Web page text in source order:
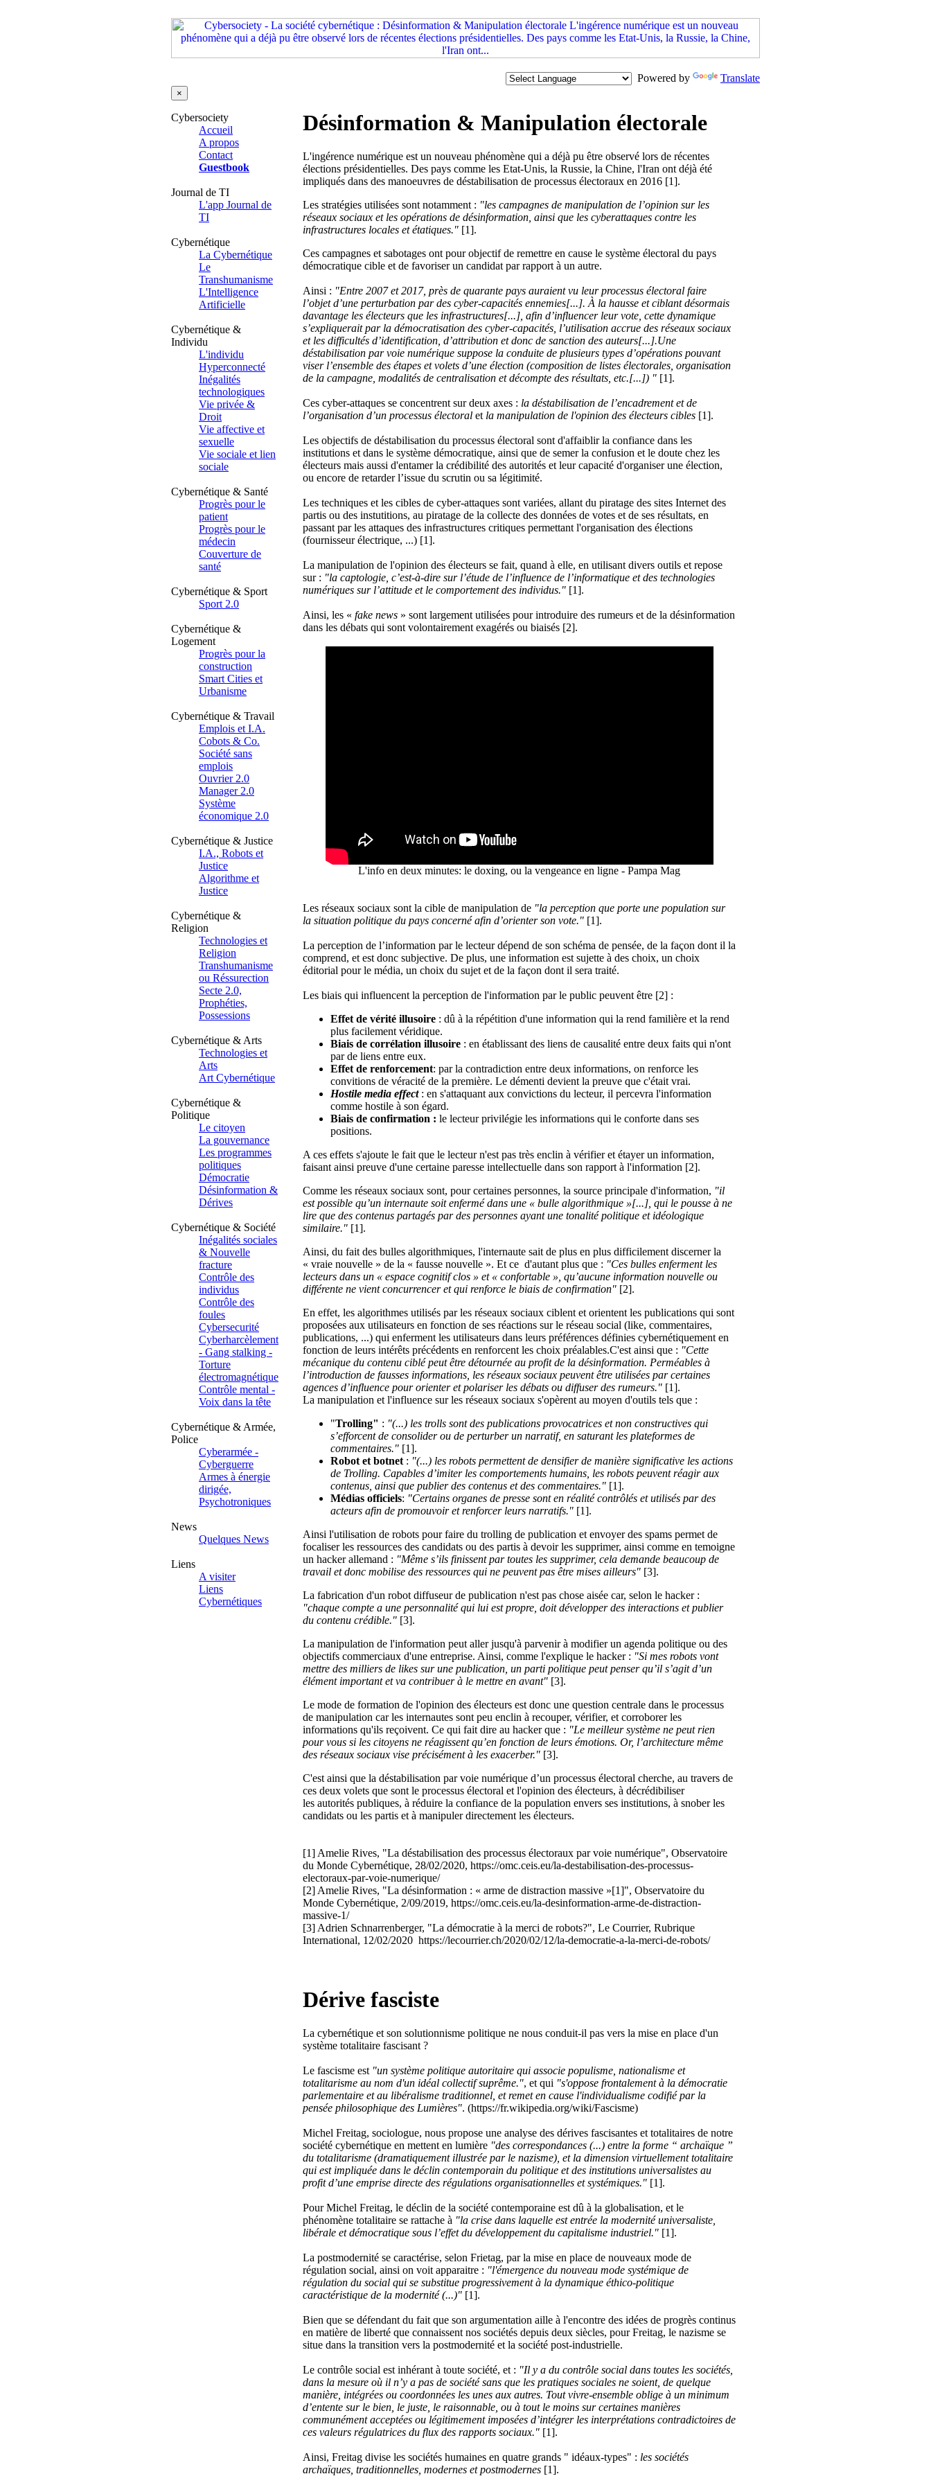
Powered by Translate
×
Cybersociety
Accueil
A propos
Contact
Guestbook
Journal de TI
L'app Journal de
TI
Cybernétique
La Cybernétique
Le
Transhumanisme
L'Intelligence
Artificielle
Cybernétique &
Individu
L'individu
Hyperconnecté
Inégalités
technologiques
Vie privée &
Droit
Vie affective et
sexuelle
Vie sociale et lien
sociale
Cybernétique & Santé
Progrès pour le
patient
Progrès pour le
médecin
Couverture de
santé
Cybernétique & Sport
Sport 2.0
Cybernétique &
Logement
Progrès pour la
construction
Smart Cities et
Urbanisme
Cybernétique & Travail
Emplois et I.A.
Cobots & Co.
Société sans
emplois
Ouvrier 2.0
Manager 2.0
Système
économique 2.0
Cybernétique & Justice
I.A., Robots et
Justice
Algorithme et
Justice
Cybernétique &
Religion
Technologies et
Religion
Transhumanisme
ou Réssurection
Secte 2.0,
Prophéties,
Possessions
Cybernétique & Arts
Technologies et
Arts
Art Cybernétique
Cybernétique &
Politique
Le citoyen
La gouvernance
Les programmes
politiques
Démocratie
Désinformation &
Dérives
Cybernétique & Société
Inégalités sociales
& Nouvelle
fracture
Contrôle des
individus
Contrôle des
foules
Cybersecurité
Cyberharcèlement
- Gang stalking -
Torture
électromagnétique
Contrôle mental -
Voix dans la tête
Cybernétique & Armée,
Police
Cyberarmée -
Cyberguerre
Armes à énergie
dirigée,
Psychotroniques
News
Quelques News
Liens
A visiter
Liens
Cybernétiques
Désinformation & Manipulation électorale
L'ingérence numérique est un nouveau phénomène qui a déjà pu être observé lors de récentes
élections présidentielles. Des pays comme les Etat-Unis, la Russie, la Chine, l'Iran ont déjà été
impliqués dans des manoeuvres de déstabilisation de processus électoraux en 2016 [1].
Les stratégies utilisées sont notamment : "les campagnes de manipulation de l’opinion sur les
réseaux sociaux et les opérations de désinformation, ainsi que les cyberattaques contre les
infrastructures locales et étatiques." [1].
Ces campagnes et sabotages ont pour objectif de remettre en cause le système électoral du pays
démocratique cible et de favoriser un candidat par rapport à un autre.
Ainsi : "Entre 2007 et 2017, près de quarante pays auraient vu leur processus électoral faire
l’objet d’une perturbation par des cyber-capacités ennemies[...]. À la hausse et ciblant désormais
davantage les électeurs que les infrastructures[...], afin d’influencer leur vote, cette dynamique
s’expliquerait par la démocratisation des cyber-capacités, l’utilisation accrue des réseaux sociaux
et les difficultés d’identification, d’attribution et donc de sanction des auteurs[...].Une
déstabilisation par voie numérique suppose la conduite de plusieurs types d’opérations pouvant
viser l’ensemble des étapes et volets d’une élection (composition de listes électorales, organisation
de la campagne, modalités de centralisation et décompte des résultats, etc.[...]) " [1].
Ces cyber-attaques se concentrent sur deux axes : la déstabilisation de l’encadrement et de
l’organisation d’un processus électoral et la manipulation de l'opinion des électeurs cibles [1].
Les objectifs de déstabilisation du processus électoral sont d'affaiblir la confiance dans les
institutions et dans le système démocratique, ainsi que de semer la confusion et le doute chez les
électeurs mais aussi d'entamer la crédibilité des autorités et leur capacité d'organiser une élection,
ou encore de retarder l’issue du scrutin ou sa légitimité.
Les techniques et les cibles de cyber-attaques sont variées, allant du piratage des sites Internet des
partis ou des instutitions, au piratage de la collecte des données de votes et de ses résultats, en
passant par les attaques des infrastructures critiques permettant l'organisation des élections
(fournisseur électrique, ...) [1].
La manipulation de l'opinion des électeurs se fait, quand à elle, en utilisant divers outils et repose
sur : "la captologie, c’est-à-dire sur l’étude de l’influence de l’informatique et des technologies
numériques sur l’attitude et le comportement des individus." [1].
Ainsi, les « fake news » sont largement utilisées pour introduire des rumeurs et de la désinformation
dans les débats qui sont volontairement exagérés ou biaisés [2].
L'info en deux minutes: le doxing, ou la vengeance en ligne - Pampa Mag
Les réseaux sociaux sont la cible de manipulation de "la perception que porte une population sur
la situation politique du pays concerné afin d’orienter son vote." [1].
La perception de l’information par le lecteur dépend de son schéma de pensée, de la façon dont il la
comprend, et est donc subjective. De plus, une information est sujette à des choix, un choix
éditorial pour le média, un choix du sujet et de la façon dont il sera traité.
Les biais qui influencent la perception de l'information par le public peuvent être [2] :
Effet de vérité illusoire : dû à la répétition d'une information qui la rend familière et la rend
plus facilement véridique.
Biais de corrélation illusoire : en établissant des liens de causalité entre deux faits qui n'ont
par de liens entre eux.
Effet de renforcement: par la contradiction entre deux informations, on renforce les
convitions de véracité de la première. Le démenti devient la preuve que c'était vrai.
Hostile media effect: en s'attaquant aux convictions du lecteur, il percevra l'information
comme hostile à son égard.
Biais de confirmation : le lecteur privilégie les informations qui le conforte dans ses
positions.
A ces effets s'ajoute le fait que le lecteur n'est pas très enclin à vérifier et étayer un information,
faisant ainsi preuve d'une certaine paresse intellectuelle dans son rapport à l'information [2].
Comme les réseaux sociaux sont, pour certaines personnes, la source principale d'information, "il
est possible qu’un internaute soit enfermé dans une « bulle algorithmique »[...], qui le pousse à ne
lire que des contenus partagés par des personnes ayant une tonalité politique et idéologique
similaire." [1].
Ainsi, du fait des bulles algorithmiques, l'internaute sait de plus en plus difficilement discerner la
« vraie nouvelle » de la « fausse nouvelle ». Et ce d'autant plus que : "Ces bulles enferment les
lecteurs dans un « espace cognitif clos » et « confortable », qu’aucune information nouvelle ou
différente ne vient concurrencer et qui renforce le biais de confirmation" [2].
En effet, les algorithmes utilisés par les réseaux sociaux ciblent et orientent les publications qui sont
proposées aux utilisateurs en fonction de ses réactions sur le réseau social (like, commentaires,
publications, ...) qui enferment les utilisateurs dans leurs préférences définies cybernétiquement en
fonction de leurs intérêts précédents en renforcent les choix préalables.C'est ainsi que : "Cette
mécanique du contenu ciblé peut être détournée au profit de la désinformation. Perméables à
l’introduction de fausses informations, les réseaux sociaux peuvent être utilisées par certaines
agences d’influence pour orienter et polariser les débats ou diffuser des rumeurs." [1].
La manipulation et l'influence sur les réseaux sociaux s'opèrent au moyen d'outils tels que :
"Trolling" : "(...) les trolls sont des publications provocatrices et non constructives qui
s’efforcent de consolider ou de perturber un narratif, en saturant les plateformes de
commentaires." [1].
Robot et botnet: "(...) les robots permettent de densifier de manière significative les actions
de Trolling. Capables d’imiter les comportements humains, les robots peuvent réagir aux
contenus, ainsi que publier des contenus et des commentaires." [1].
Médias officiels: "Certains organes de presse sont en réalité contrôlés et utilisés par des
acteurs afin de promouvoir et renforcer leurs narratifs." [1].
Ainsi l'utilisation de robots pour faire du trolling de publication et envoyer des spams permet de
focaliser les ressources des candidats ou des partis à devoir les supprimer, ainsi comme en temoigne
un hacker allemand : "Même s’ils finissent par toutes les supprimer, cela demande beaucoup de
travail et donc mobilise des ressources qui ne peuvent pas être mises ailleurs" [3].
La fabrication d'un robot diffuseur de publication n'est pas chose aisée car, selon le hacker :
"chaque compte a une personnalité qui lui est propre, doit développer des interactions et publier
du contenu crédible." [3].
La manipulation de l'information peut aller jusqu'à parvenir à modifier un agenda politique ou des
objectifs commerciaux d'une entreprise. Ainsi, comme l'explique le hacker : "Si mes robots vont
mettre des milliers de likes sur une publication, un parti politique peut penser qu’il s’agit d’un
élément important et va contribuer à le mettre en avant" [3].
Le mode de formation de l'opinion des électeurs est donc une question centrale dans le processus
de manipulation car les internautes sont peu enclin à recouper, vérifier, et corroborer les
informations qu'ils reçoivent. Ce qui fait dire au hacker que : "Le meilleur système ne peut rien
pour vous si les citoyens ne réagissent qu’en fonction de leurs émotions. Or, l’architecture même
des réseaux sociaux vise précisément à les exacerber." [3].
C'est ainsi que la déstabilisation par voie numérique d’un processus électoral cherche, au travers de
ces deux volets que sont le processus électoral et l'opinion des électeurs, à décrédibiliser
les autorités publiques, à réduire la confiance de la population envers ses institutions, à snober les
candidats ou les partis et à manipuler directement les électeurs.
[1] Amelie Rives, "La déstabilisation des processus électoraux par voie numérique", Observatoire
du Monde Cybernétique, 28/02/2020, https://omc.ceis.eu/la-destabilisation-des-processus-
electoraux-par-voie-numerique/
[2] Amelie Rives, "La désinformation : « arme de distraction massive »[1]", Observatoire du
Monde Cybernétique, 2/09/2019, https://omc.ceis.eu/la-desinformation-arme-de-distraction-
massive-1/
[3] Adrien Schnarrenberger, "La démocratie à la merci de robots?", Le Courrier, Rubrique
International, 12/02/2020 https://lecourrier.ch/2020/02/12/la-democratie-a-la-merci-de-robots/
Dérive fasciste
La cybernétique et son solutionnisme politique ne nous conduit-il pas vers la mise en place d'un
système totalitaire fascisant ?
Le fascisme est "un système politique autoritaire qui associe populisme, nationalisme et
totalitarisme au nom d'un idéal collectif suprême.", et qui "s'oppose frontalement à la démocratie
parlementaire et au libéralisme traditionnel, et remet en cause l'individualisme codifié par la
pensée philosophique des Lumières". (https://fr.wikipedia.org/wiki/Fascisme)
Michel Freitag, sociologue, nous propose une analyse des dérives fascisantes et totalitaires de notre
société cybernétique en mettent en lumière "des correspondances (...) entre la forme “ archaïque ”
du totalitarisme (dramatiquement illustrée par le nazisme), et la dimension virtuellement totalitaire
qui est impliquée dans le déclin contemporain du politique et des institutions universalistes au
profit d’une emprise directe des régulations organisationnelles et systémiques." [1].
Pour Michel Freitag, le déclin de la société contemporaine est dû à la globalisation, et le
phénomène totalitaire se rattache à "la crise dans laquelle est entrée la modernité universaliste,
libérale et démocratique sous l’effet du développement du capitalisme industriel." [1].
La postmodernité se caractérise, selon Frietag, par la mise en place de nouveaux mode de
régulation social, ainsi on voit apparaitre : "l'émergence du nouveau mode systémique de
régulation du social qui se substitue progressivement à la dynamique éthico-politique
caractéristique de la modernité (...)" [1].
Bien que se défendant du fait que son argumentation aille à l'encontre des idées de progrès continus
en matière de liberté que connaissent nos sociétés depuis deux siècles, pour Freitag, le nazisme se
situe dans la transition vers la postmodernité et la société post-industrielle.
Le contrôle social est inhérant à toute société, et : "Il y a du contrôle social dans toutes les sociétés,
dans la mesure où il n’y a pas de société sans que les pratiques sociales ne soient, de quelque
manière, intégrées ou coordonnées les unes aux autres. Tout vivre-ensemble oblige à un minimum
d’entente sur le bien, le juste, le raisonnable, ou à tout le moins sur certaines manières
communément acceptées ou légitimement imposées d’intégrer les interprétations contradictoires de
ces valeurs régulatrices du flux des rapports sociaux." [1].
Ainsi, Freitag divise les sociétés humaines en quatre grands " idéaux-types" : les sociétés
archaïques, traditionnelles, modernes et postmodernes [1].